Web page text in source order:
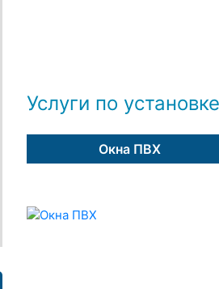
Услуги по
Окна ПВХ